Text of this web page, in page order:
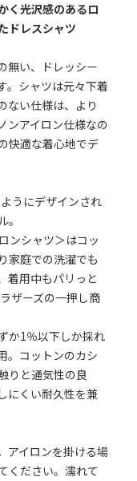
く光沢感のあるロ
ドレスシャツ
無い、ドレッシー
。シャツは元々下着
ない仕様は、より
ンアイロン仕様なの
快適な着心地でデ
うにデザインされ
ンシャツ＞はコッ
家庭での洗濯でも
着用中もパリっと
ザーズの一押し商
か1％以下しか採れ
。コットンのカシ
りと通気性の良
にくい耐久性を兼
アイロンを掛ける場
ください。濡れて